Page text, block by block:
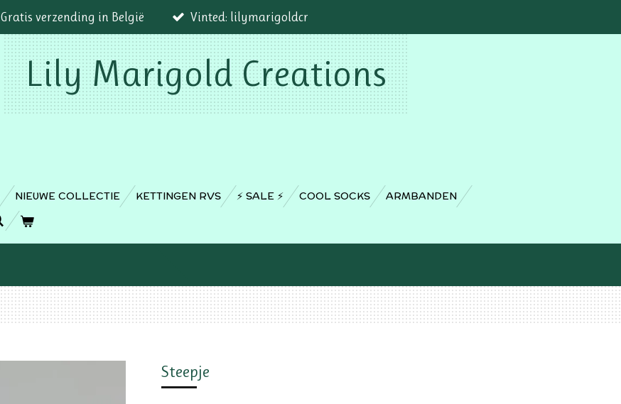
Gratis verzending in België Vinted: lilymarigoldcr
Lily Marigold Creations
NIEUWE COLLECTIE KETTINGEN RVS ⚡️ SALE ⚡️ COOL SOCKS
ARMBANDEN
Steepje